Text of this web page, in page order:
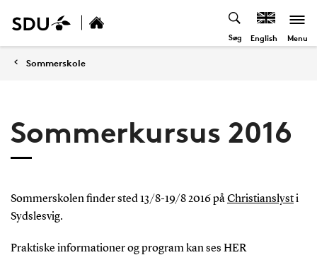
Søg English Menu
Sommerskole
Sommerkursus 2016
Sommerskolen finder sted 13/8-19/8 2016 påChristianslysti
Sydslesvig.
Praktiske informationer og program kan ses HER